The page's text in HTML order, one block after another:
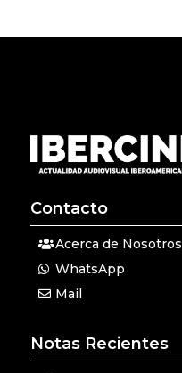
Contacto
Acerca de Nosotros
WhatsApp
Mail
Notas Recientes